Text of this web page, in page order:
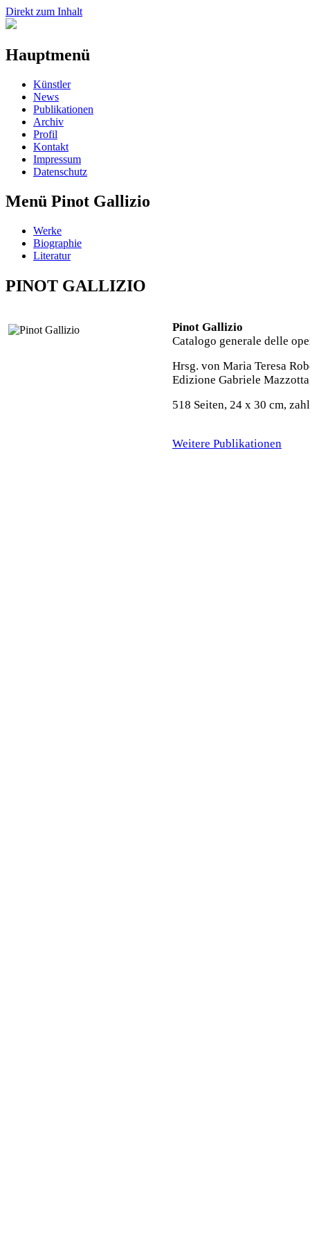
Direkt zum Inhalt
Hauptmenü
Künstler
News
Publikationen
Archiv
Profil
Kontakt
Impressum
Datenschutz
Menü Pinot Gallizio
Werke
Biographie
Literatur
PINOT GALLIZIO
Pinot Gallizio
Catalogo generale delle
Hrsg. von Maria Teresa
Edizione Gabriele
518 Seiten, 24 x 30 cm,
Weitere Publikationen